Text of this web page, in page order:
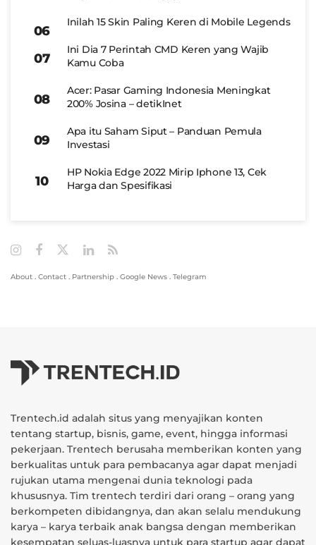
Inilah 15 Skin Paling Keren di Mobile Legends
Ini Dia 7 Perintah CMD Keren yang Wajib
Kamu Coba
Acer: Pasar Gaming Indonesia Meningkat
200% Josina – detikInet
Apa itu Saham Siput – Panduan Pemula
Investasi
HP Nokia Edge 2022 Mirip Iphone 13, Cek
Harga dan Spesifikasi
About . Contact . Partnership . Google News . Telegram
Trentech.id adalah situs yang menyajikan konten
tentang startup, bisnis, game, event, hingga informasi
pekerjaan. Trentech berusaha memberikan konten yang
berkualitas untuk para pembacanya agar dapat menjadi
rujukan utama mengenai dunia teknologi pada
khususnya. Tim trentech terdiri dari orang – orang yang
berkompeten dibidangnya, dan akan selalu mendukung
karya – karya terbaik anak bangsa dengan memberikan
kesempatan seluas-luasnya untuk para startup agar dapat